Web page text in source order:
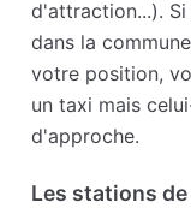
d'attraction...).
dans la
votre position,
un taxi mais
d'approche.
Les stations